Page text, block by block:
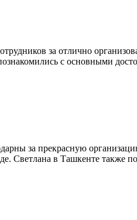
за отлично
с основными
за прекрасную
Светлана в Ташкенте